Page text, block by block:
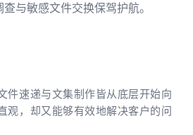
与敏感文件交换保驾护航。
件速递与文集制作皆从底层开始向
观，却又能够有效地解决客户的问